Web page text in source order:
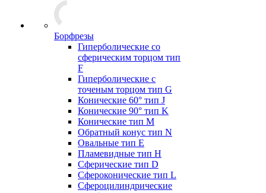
Борфрезы
Гиперболические cо
сферическим торцом тип
F
Гиперболические с
точеным торцом тип G
Конические 60° тип J
Конические 90° тип K
Конические тип M
Обратный конус тип N
Овальные тип E
Пламевидные тип H
Сферические тип D
Сфероконические тип L
Сфероцилиндрические